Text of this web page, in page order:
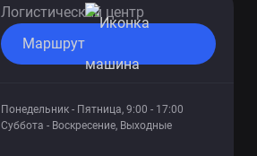
Логистический центр
Маршрут
Понедельник - Пятница, 9:00 - 17:00
Суббота - Воскресение, Выходные